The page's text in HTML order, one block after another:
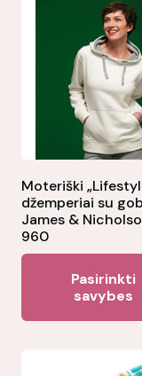
Moteriški
džemperiai su
James &
960
Pasirinkti
savybes